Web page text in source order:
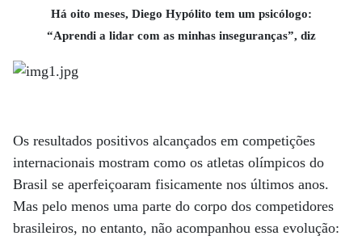
Há oito meses, Diego Hypólito tem um psicólogo:
“Aprendi a lidar com as minhas inseguranças”, diz
Os resultados positivos alcançados em competições
internacionais mostram como os atletas olímpicos do
Brasil se aperfeiçoaram fisicamente nos últimos anos.
Mas pelo menos uma parte do corpo dos competidores
brasileiros, no entanto, não acompanhou essa evolução: